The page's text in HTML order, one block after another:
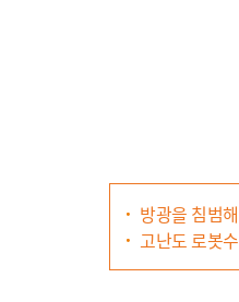
방광을 침범
고난도 로봇